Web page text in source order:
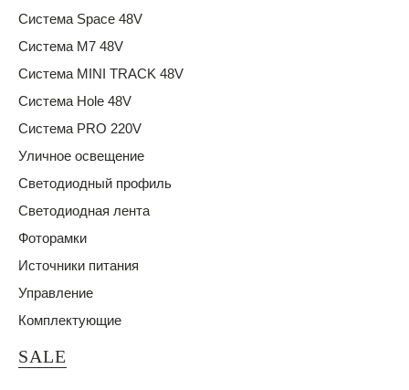
Система Space 48V
Система M7 48V
Система MINI TRACK 48V
Система Hole 48V
Система PRO 220V
Уличное освещение
Светодиодный профиль
Светодиодная лента
Фоторамки
Источники питания
Управление
Комплектующие
SALE